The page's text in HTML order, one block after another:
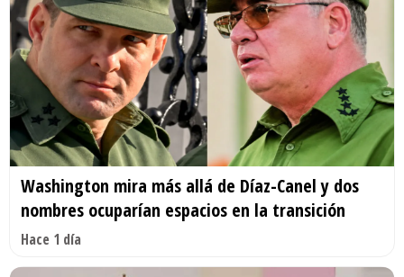
Washington mira más allá de Díaz-Canel y dos
nombres ocuparían espacios en la transición
Hace 1 día